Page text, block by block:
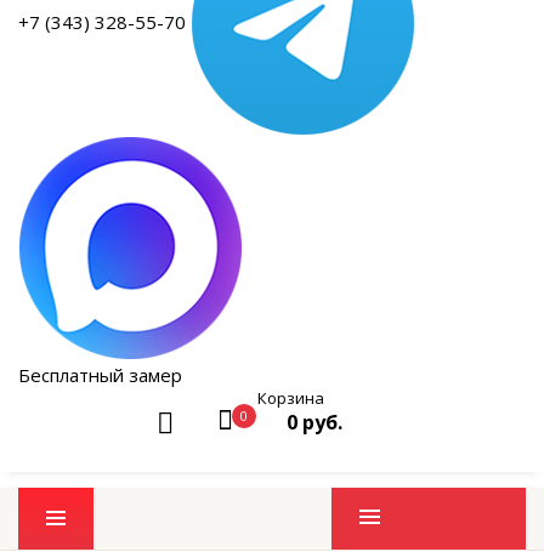
+7 (343) 328-55-70
Бесплатный замер
0
Корзина
0 руб.